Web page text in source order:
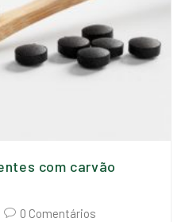
com carvão
0 Comentários